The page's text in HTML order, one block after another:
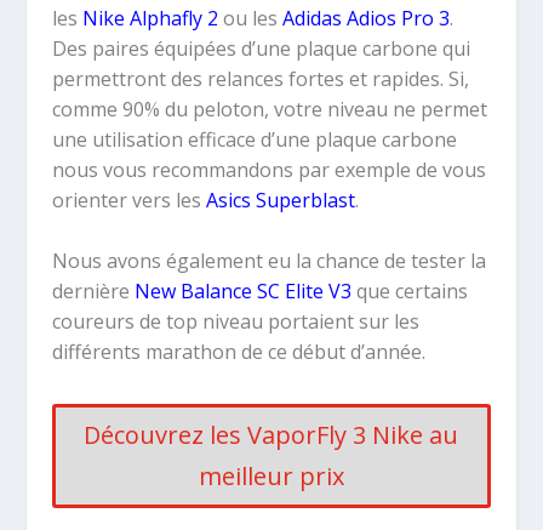
les Nike Alphafly 2 ou les Adidas Adios Pro 3.
Des paires équipées d’une plaque carbone qui
permettront des relances fortes et rapides. Si,
comme 90% du peloton, votre niveau ne permet
une utilisation efficace d’une plaque carbone
nous vous recommandons par exemple de vous
orienter vers les Asics Superblast.
Nous avons également eu la chance de tester la
dernière New Balance SC Elite V3 que certains
coureurs de top niveau portaient sur les
différents marathon de ce début d’année.
Découvrez les VaporFly 3 Nike au
meilleur prix